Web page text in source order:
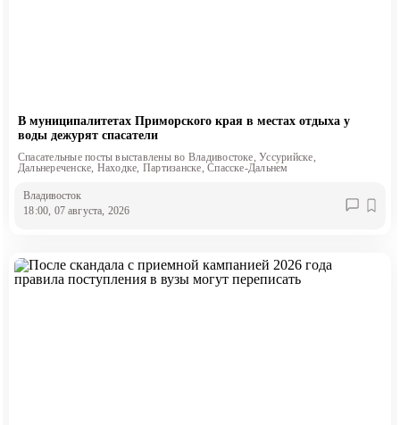
В муниципалитетах Приморского края в местах отдыха у
воды дежурят спасатели
Спасательные посты выставлены во Владивостоке, Уссурийске,
Дальнереченске, Находке, Партизанске, Спасске-Дальнем
Владивосток
18:00, 07 августа, 2026